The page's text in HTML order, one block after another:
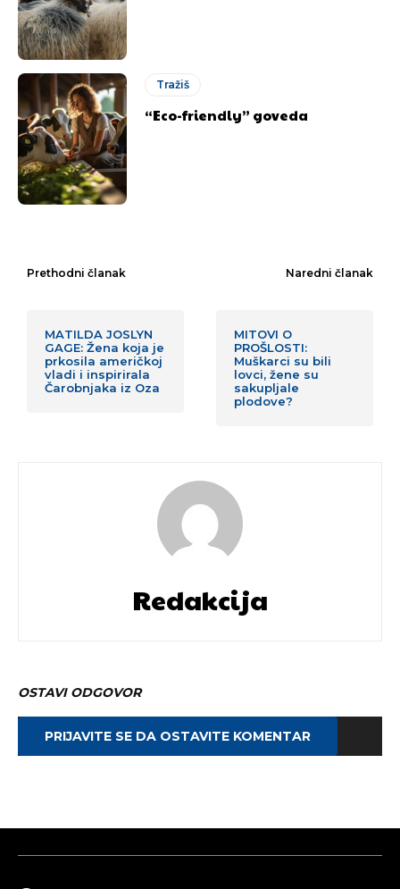
Tražiš
“Eco-friendly” goveda
Prethodni članak
MATILDA JOSLYN
GAGE: Žena koja je
prkosila američkoj
vladi i inspirirala
Čarobnjaka iz Oza
Naredni članak
MITOVI O
PROŠLOSTI:
Muškarci su bili
lovci, žene su
sakupljale
plodove?
Redakcija
OSTAVI ODGOVOR
PRIJAVITE SE DA OSTAVITE KOMENTAR